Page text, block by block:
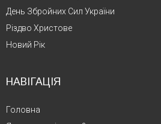
День Збройних Сил України
Різдво Христове
Новий Рік
НАВІГАЦІЯ
Головна